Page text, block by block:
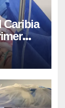
Caribia